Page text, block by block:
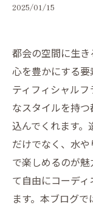
2025/01/15
都会の空間に生
心を豊かにする
ティフィシャル
なスタイルを持
込んでくれます
だけでなく、水
で楽しめるのが
て自由にコーデ
ます。本ブログ